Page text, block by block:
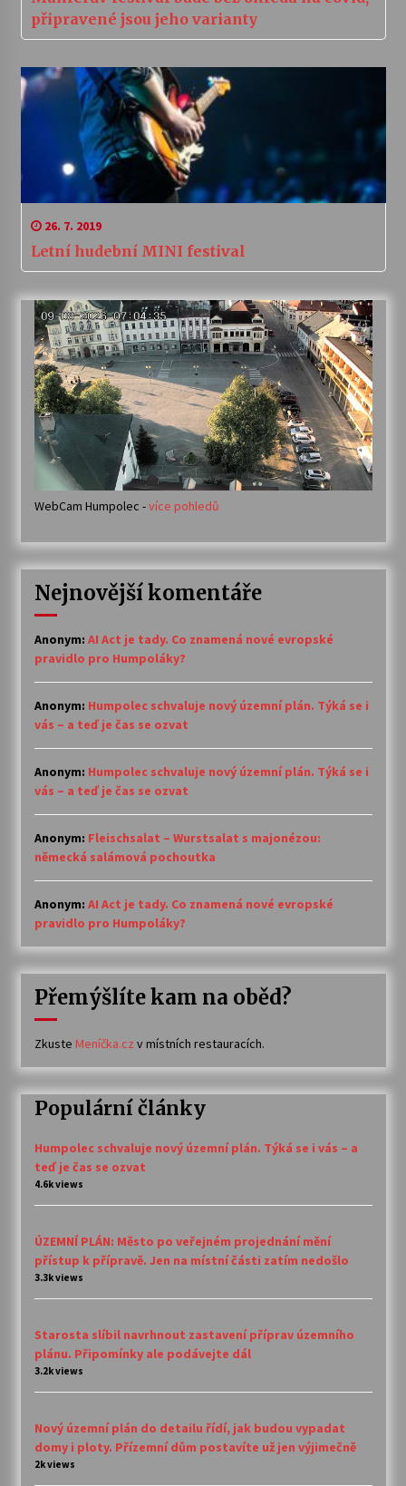
připravené jsou jeho varianty
26. 7. 2019
Letní hudební MINI festival
WebCam Humpolec -více pohledů
Nejnovější komentáře
Anonym: AI Act je tady. Co znamená nové evropské
pravidlo pro Humpoláky?
Anonym: Humpolec schvaluje nový územní plán. Týká se i
vás – a teď je čas se ozvat
Anonym: Humpolec schvaluje nový územní plán. Týká se i
vás – a teď je čas se ozvat
Anonym: Fleischsalat – Wurstsalat s majonézou:
německá salámová pochoutka
Anonym: AI Act je tady. Co znamená nové evropské
pravidlo pro Humpoláky?
Přemýšlíte kam na oběd?
Zkuste Meníčka.cz v místních restauracích.
Populární články
Humpolec schvaluje nový územní plán. Týká se i vás – a
teď je čas se ozvat
4.6k views
ÚZEMNÍ PLÁN: Město po veřejném projednání mění
přístup k přípravě. Jen na místní části zatím nedošlo
3.3k views
Starosta slíbil navrhnout zastavení příprav územního
plánu. Připomínky ale podávejte dál
3.2k views
Nový územní plán do detailu řídí, jak budou vypadat
domy i ploty. Přízemní dům postavíte už jen výjimečně
2k views